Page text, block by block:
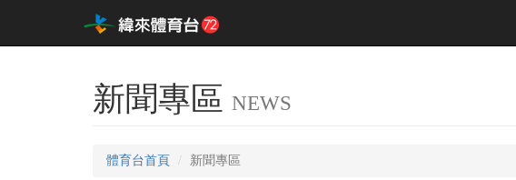
新聞專區 NEWS
體育台首頁 新聞專區